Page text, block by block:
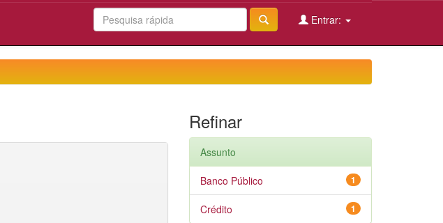
Entrar:
Refinar
Assunto
1
Banco Público
1
Crédito